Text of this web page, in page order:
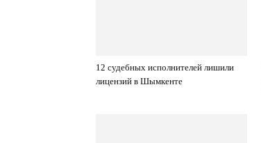
12 судебных исполнителей лишили
лицензий в Шымкенте